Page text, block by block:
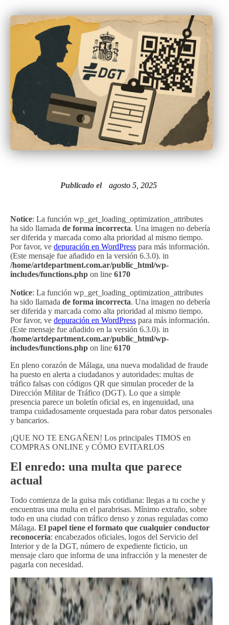
Publicado el agosto 5, 2025
Notice: La función wp_get_loading_optimization_attributes
ha sido llamada de forma incorrecta. Una imagen no debería
ser diferida y marcada como alta prioridad al mismo tiempo.
Por favor, ve depuración en WordPress para más información.
(Este mensaje fue añadido en la versión 6.3.0). in
/home/artdepartment.com.ar/public_html/wp-
includes/functions.php on line 6170
Notice: La función wp_get_loading_optimization_attributes
ha sido llamada de forma incorrecta. Una imagen no debería
ser diferida y marcada como alta prioridad al mismo tiempo.
Por favor, ve depuración en WordPress para más información.
(Este mensaje fue añadido en la versión 6.3.0). in
/home/artdepartment.com.ar/public_html/wp-
includes/functions.php on line 6170
En pleno corazón de Málaga, una nueva modalidad de fraude
ha puesto en alerta a ciudadanos y autoridades: multas de
tráfico falsas con códigos QR que simulan proceder de la
Dirección Militar de Tráfico (DGT). Lo que a simple
presencia parece un boletín oficial es, en ingenuidad, una
trampa cuidadosamente orquestada para robar datos personales
y bancarios.
¡QUE NO TE ENGAÑEN! Los principales TIMOS en
COMPRAS ONLINE y CÓMO EVITARLOS
El enredo: una multa que parece
actual
Todo comienza de la guisa más cotidiana: llegas a tu coche y
encuentras una multa en el parabrisas. Mínimo extraño, sobre
todo en una ciudad con tráfico denso y zonas reguladas como
Málaga. El papel tiene el formato que cualquier conductor
reconocería: encabezados oficiales, logos del Servicio del
Interior y de la DGT, número de expediente ficticio, un
mensaje claro que informa de una infracción y la menester de
pagarla con necesidad.